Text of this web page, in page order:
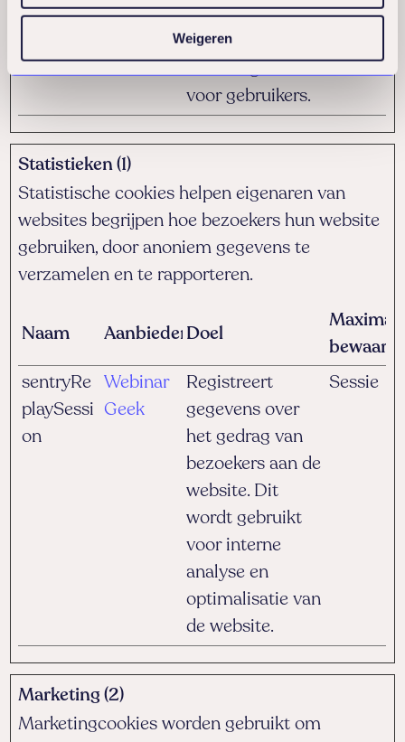
Weigeren
bepalen welke
taal moet
worden gebruikt
voor gebruikers.
Statistieken (1)
Statistische cookies helpen eigenaren van
websites begrijpen hoe bezoekers hun website
gebruiken, door anoniem gegevens te
verzamelen en te rapporteren.
Naam AanbiederDoel
sentryRe
playSessi
on
Webinar
Geek
Registreert
gegevens over
het gedrag van
bezoekers aan de
website. Dit
wordt gebruikt
voor interne
analyse en
optimalisatie van
de website.
Sessie
Marketing (2)
Marketingcookies worden gebruikt om